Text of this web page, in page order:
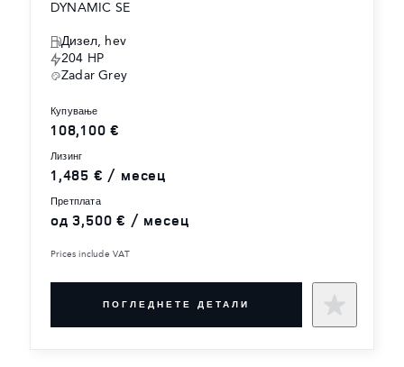
DYNAMIC SE
Дизел, hev
204 HP
Zadar Grey
купување
108,100 €
лизинг
1,485 € / месец
претплата
од 3,500 € / месец
Prices include VAT
ПОГЛЕДНЕТЕ ДЕТАЛИ